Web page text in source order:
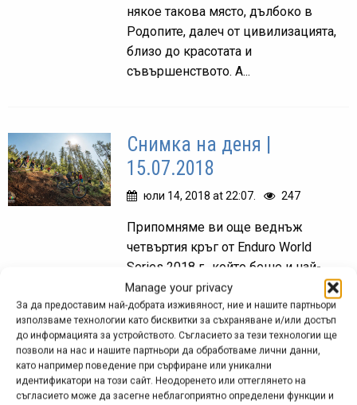
Manage your privacy
За да предоставим най-добрата изживяност, ние и нашите партньори
използваме технологии като бисквитки за съхраняване и/или достъп
до информацията за устройството. Съгласието за тези технологии ще
позволи на нас и нашите партньори да обработваме лични данни,
като например поведение при сърфиране или уникални
идентификатори на този сайт. Неодоренето или оттеглянето на
съгласието може да засегне неблагоприятно определени функции и
някое такова място, дълбоко в
Родопите, далеч от цивилизацията,
близо до красотата и
съвършенството. А...
Снимка на деня |
15.07.2018
юли 14, 2018 at 22:07. 247
Припомняме ви още веднъж
четвъртия кръг от Enduro World
Series 2018 г., който беше и най-
близко до България. На снимката
Изабеу Кордурие, която завърши
втора при жените, преодолява един
от...